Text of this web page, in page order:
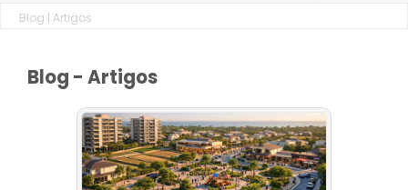
Blog | Artigos
Blog - Artigos